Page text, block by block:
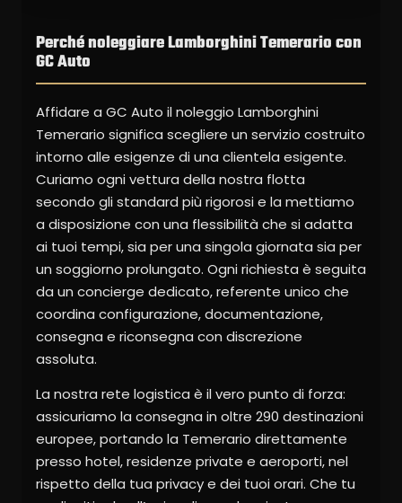
Perché noleggiare Lamborghini Temerario con
GC Auto
Affidare a GC Auto il noleggio Lamborghini
Temerario significa scegliere un servizio costruito
intorno alle esigenze di una clientela esigente.
Curiamo ogni vettura della nostra flotta
secondo gli standard più rigorosi e la mettiamo
a disposizione con una flessibilità che si adatta
ai tuoi tempi, sia per una singola giornata sia per
un soggiorno prolungato. Ogni richiesta è seguita
da un concierge dedicato, referente unico che
coordina configurazione, documentazione,
consegna e riconsegna con discrezione
assoluta.
La nostra rete logistica è il vero punto di forza:
assicuriamo la consegna in oltre 290 destinazioni
europee, portando la Temerario direttamente
presso hotel, residenze private e aeroporti, nel
rispetto della tua privacy e dei tuoi orari. Che tu